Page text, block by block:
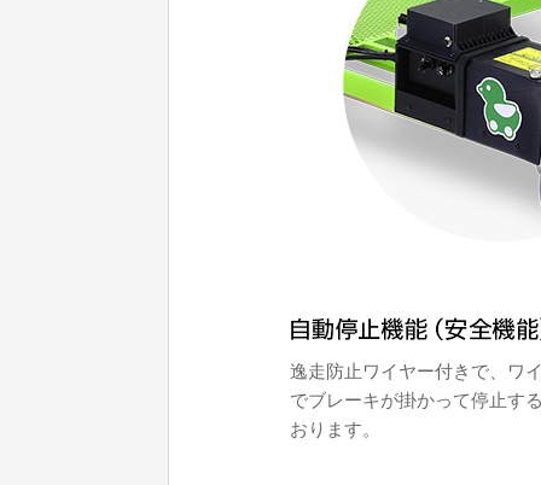
逸走防止ワイヤー付きで、ワ
でブレーキが掛かって停止す
おります。